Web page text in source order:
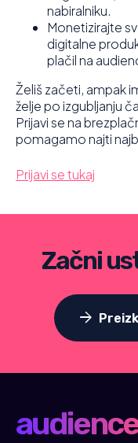
nabiralniku.
Monetizirajte
digitalne
plačil na
Želiš začeti, ampak
želje po izgubljanju
Prijavi se na
pomagamo najti
Prijavi se tukaj
Začni
arrow_forward